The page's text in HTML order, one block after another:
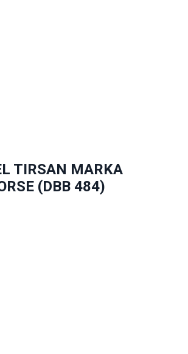
TIRSAN MARKA
(DBB 484)